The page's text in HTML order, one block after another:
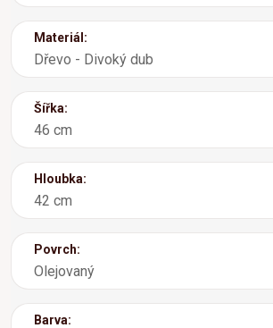
Materiál:
Dřevo - Divoký dub
Šířka:
46 cm
Hloubka:
42 cm
Povrch:
Olejovaný
Barva: